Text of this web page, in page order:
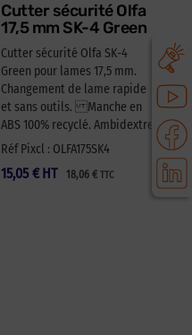
Cutter sécurité Olfa
17,5 mm SK-4 Green
Cutter sécurité Olfa SK-4
Green pour lames 17,5 mm.
Changement de lame rapide
et sans outils. Manche en
ABS 100% recyclé. Ambidextre.
Réf Pixcl : OLFA175SK4
15,05 € 18,06 € TTC
HT